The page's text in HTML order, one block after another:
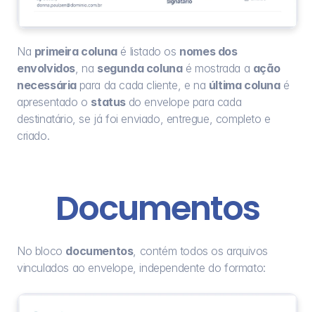
Na primeira coluna é listado os nomes dos
envolvidos, na segunda coluna é mostrada a ação
necessária para da cada cliente, e na última coluna é
apresentado o status do envelope para cada
destinatário, se já foi enviado, entregue, completo e
criado.
Documentos
No bloco documentos, contém todos os arquivos
vinculados ao envelope, independente do formato: